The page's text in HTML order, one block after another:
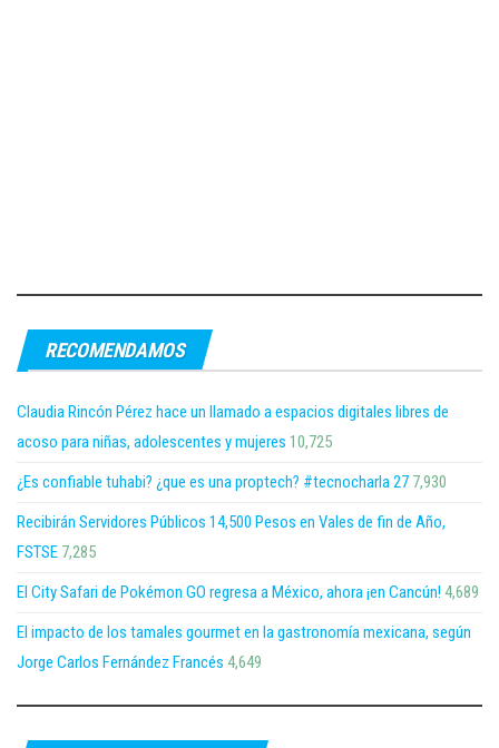
RECOMENDAMOS
Claudia Rincón Pérez hace un llamado a espacios digitales libres de
acoso para niñas, adolescentes y mujeres 10,725
¿Es confiable tuhabi? ¿que es una proptech? #tecnocharla 27 7,930
Recibirán Servidores Públicos 14,500 Pesos en Vales de fin de Año,
FSTSE 7,285
El City Safari de Pokémon GO regresa a México, ahora ¡en Cancún! 4,689
El impacto de los tamales gourmet en la gastronomía mexicana, según
Jorge Carlos Fernández Francés 4,649